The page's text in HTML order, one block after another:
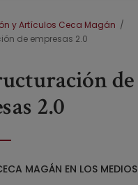
navegación
y Artículos Ceca Magán
de empresas 2.0
de
2.0
MAGÁN EN LOS MEDIOS